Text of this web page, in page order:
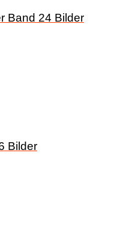
Band 24 Bilder
Bilder